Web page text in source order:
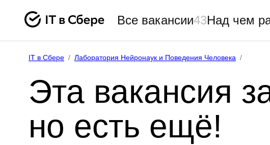
Все вакансии43Над чем
IT в Сбере / Лаборатория Нейронаук и Поведения Человека /
Эта вакансия
но есть ещё!